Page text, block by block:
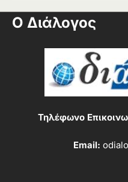
Ο Διάλογος
Τηλέφωνο
Email: